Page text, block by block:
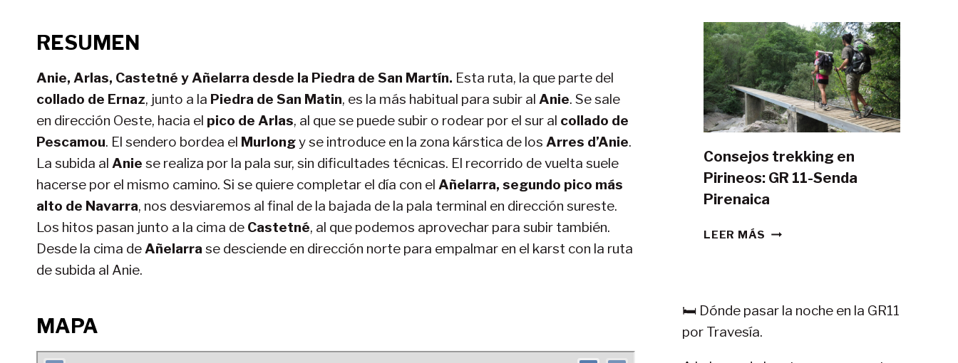
RESUMEN
Anie, Arlas, Castetné y Añelarra desde la Piedra de San Martín. Esta ruta, la que parte del
collado de Ernaz, junto a la Piedra de San Matin, es la más habitual para subir al Anie. Se sale
en dirección Oeste, hacia el pico de Arlas, al que se puede subir o rodear por el sur al collado de
Pescamou. El sendero bordea el Murlongy se introduce en la zona kárstica de los Arres d’Anie.
La subida al Anie se realiza por la pala sur, sin dificultades técnicas. El recorrido de vuelta suele
hacerse por el mismo camino. Si se quiere completar el día con el Añelarra, segundo pico más
alto de Navarra, nos desviaremos al final de la bajada de la pala terminal en dirección sureste.
Los hitos pasan junto a la cima de Castetné, al que podemos aprovechar para subir también.
Desde la cima deAñelarra se desciende en dirección norte para empalmar en el karst con la ruta
de subida al Anie.
MAPA
LA
GR11
CON
TIENDA
DE
CAMPAÑA?
Consejos trekking en
Pirineos: GR 11-Senda
Pirenaica
LEER MÁS CONSEJOS
11-
🛏️ Dónde pasar la noche en la GR11
por Travesía.